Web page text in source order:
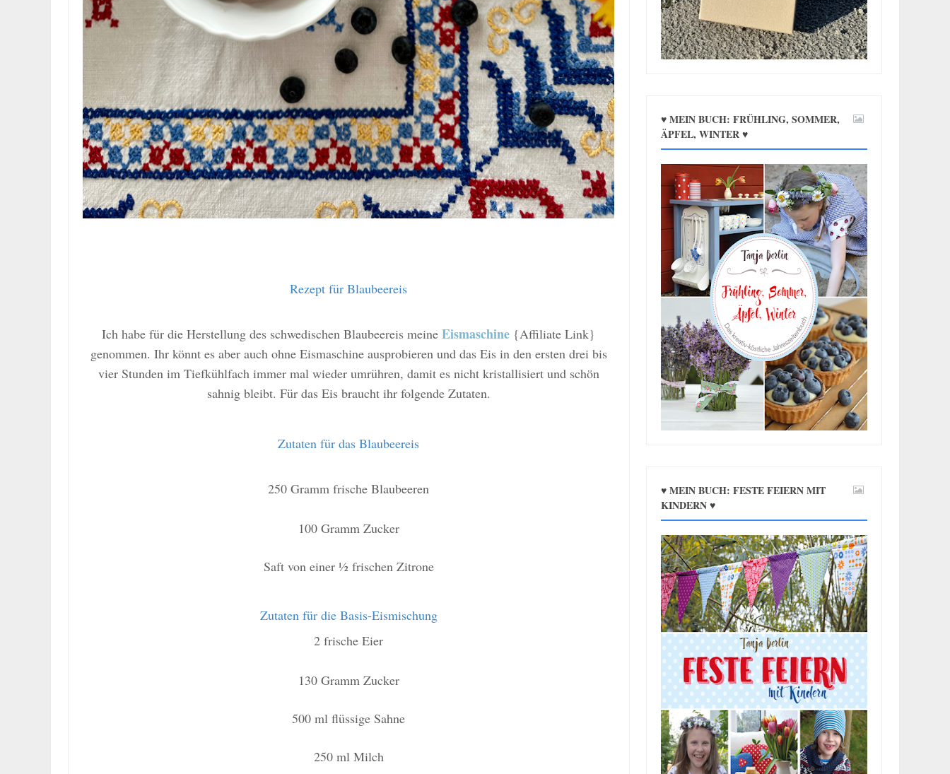
Rezept für Blaubeereis
Ich habe für die Herstellung des schwedischen Blaubeereis meineEismaschine {Affiliate Link}
genommen. Ihr könnt es aber auch ohne Eismaschine ausprobieren und das Eis in den ersten drei bis
vier Stunden im Tiefkühlfach immer mal wieder umrühren, damit es nicht kristallisiert und schön
sahnig bleibt. Für das Eis braucht ihr folgende Zutaten.
Zutaten für das Blaubeereis
250 Gramm frische Blaubeeren
100 Gramm Zucker
Saft von einer ½ frischen Zitrone
Zutaten für die Basis-Eismischung
2 frische Eier
130 Gramm Zucker
500 ml flüssige Sahne
250 ml Milch
♥ MEIN BUCH: FRÜHLING, SOMMER,
ÄPFEL, WINTER ♥
♥ MEIN BUCH: FESTE FEIERN MIT
KINDERN ♥